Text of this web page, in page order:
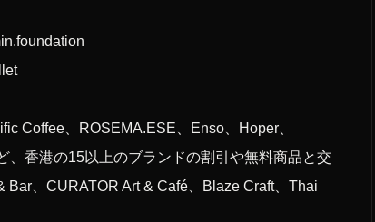
Coffee、ROSEMA.ESE、Enso、Hoper、
香港の15以上のブランドの割引や無料商品と交
、CURATOR Art & Café、Blaze Craft、Thai